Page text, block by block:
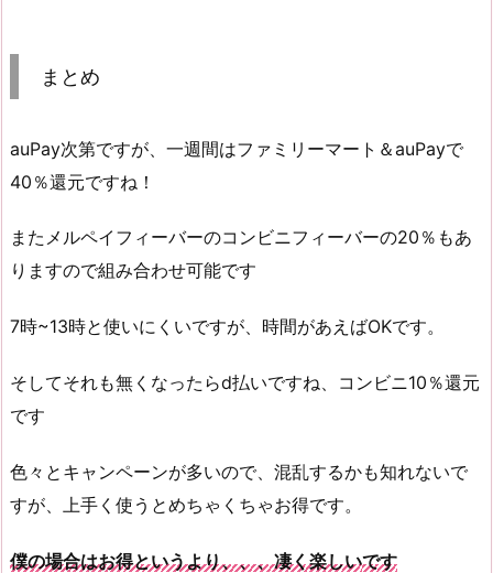
まとめ
auPay次第ですが、一週間はファミリーマート＆auPayで
40％還元ですね！
またメルペイフィーバーのコンビニフィーバーの20％もあ
りますので組み合わせ可能です
7時~13時と使いにくいですが、時間があえばOKです。
そしてそれも無くなったらd払いですね、コンビニ10％還元
です
色々とキャンペーンが多いので、混乱するかも知れないで
すが、上手く使うとめちゃくちゃお得です。
僕の場合はお得というより、、、凄く楽しいです